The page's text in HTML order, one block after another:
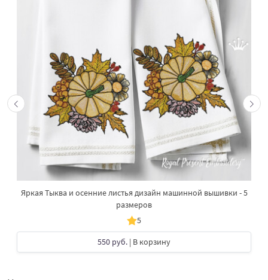
Яркая Тыква и осенние листья дизайн машинной вышивки - 5
размеров
5
550 руб. | В корзину